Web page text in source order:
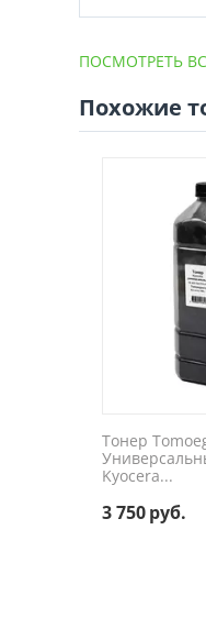
ПОСМОТРЕТЬ
Похожие
Тонер
Kyocera...
3 750руб.